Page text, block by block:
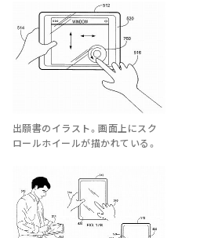
出願書のイラスト。画面上にスク
ロールホイールが描かれている。